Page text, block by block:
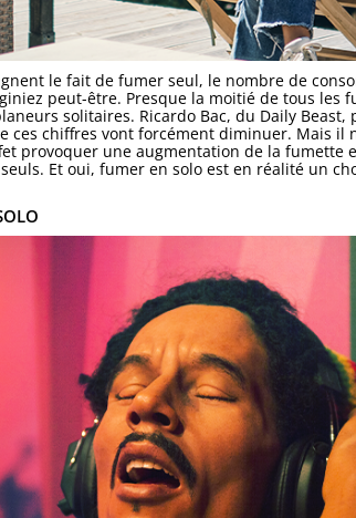
le fait de fumer seul, le nombre de
peut-être. Presque la moitié de tous les
solitaires. Ricardo Bac, du Daily
ces chiffres vont forcément diminuer. Mais il
provoquer une augmentation de la fumette
Et oui, fumer en solo est en réalité un